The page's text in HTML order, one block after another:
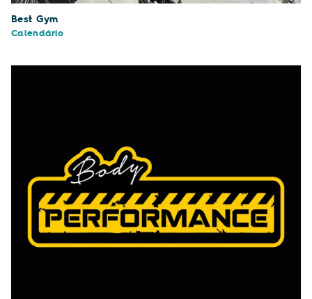
Best Gym
Calendário